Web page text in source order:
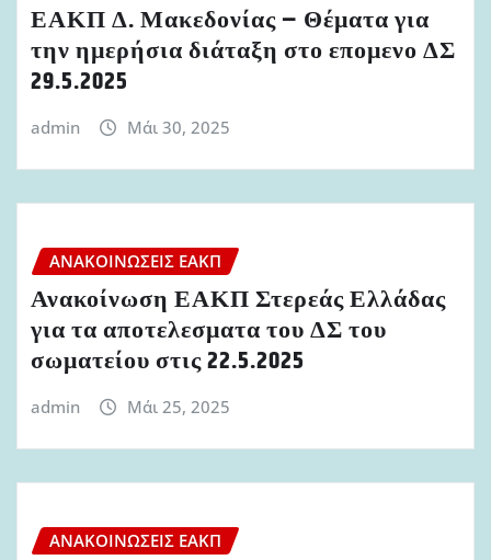
ΕΑΚΠ Δ. Μακεδονίας – Θέματα για
την ημερήσια διάταξη στο επομενο ΔΣ
29.5.2025
admin Μάι 30, 2025
ΑΝΑΚΟΙΝΏΣΕΙΣ ΕΑΚΠ
Ανακοίνωση ΕΑΚΠ Στερεάς Ελλάδας
για τα αποτελεσματα του ΔΣ του
σωματείου στις 22.5.2025
admin Μάι 25, 2025
ΑΝΑΚΟΙΝΏΣΕΙΣ ΕΑΚΠ